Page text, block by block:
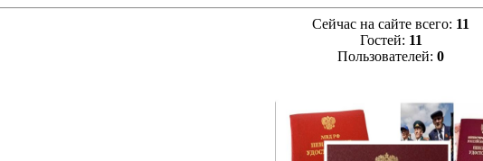
Сейчас на сайте всего: 11
Гостей: 11
Пользователей: 0